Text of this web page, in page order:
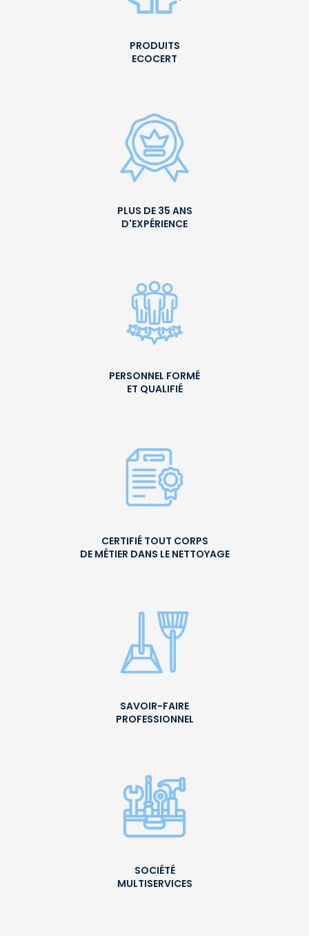
PRODUITS
ECOCERT
PLUS DE 35 ANS
D'EXPÉRIENCE
PERSONNEL FORMÉ
ET QUALIFIÉ
CERTIFIÉ TOUT CORPS
DE MÉTIER DANS LE NETTOYAGE
SAVOIR-FAIRE
PROFESSIONNEL
SOCIÉTÉ
MULTISERVICES